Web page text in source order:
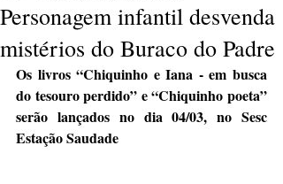
Personagem infantil desvenda
mistérios do Buraco do Padre
Os livros “Chiquinho e Iana - em busca
do tesouro perdido” e “Chiquinho poeta”
serão lançados no dia 04/03, no Sesc
Estação Saudade